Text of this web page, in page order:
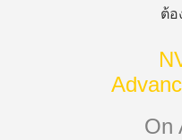
ต้อ
On